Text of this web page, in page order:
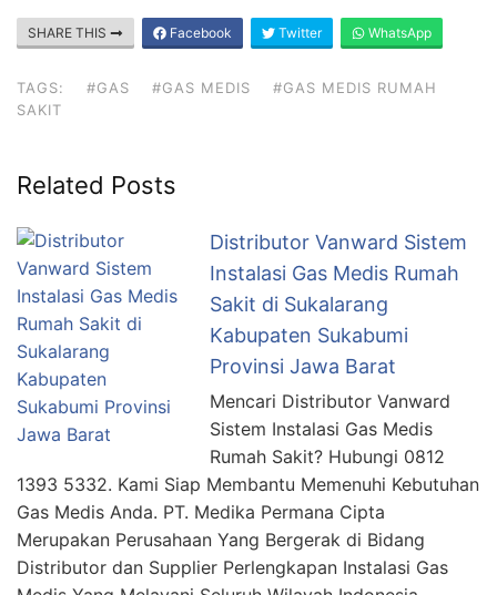
SHARE THIS Facebook Twitter WhatsApp
TAGS: #GAS #GAS MEDIS
#GAS MEDIS RUMAH
SAKIT
Related Posts
Distributor Vanward Sistem
Instalasi Gas Medis Rumah
Sakit di Sukalarang
Kabupaten Sukabumi
Provinsi Jawa Barat
Mencari Distributor Vanward
Sistem Instalasi Gas Medis
Rumah Sakit? Hubungi 0812
1393 5332. Kami Siap Membantu Memenuhi Kebutuhan
Gas Medis Anda. PT. Medika Permana Cipta
Merupakan Perusahaan Yang Bergerak di Bidang
Distributor dan Supplier Perlengkapan Instalasi Gas